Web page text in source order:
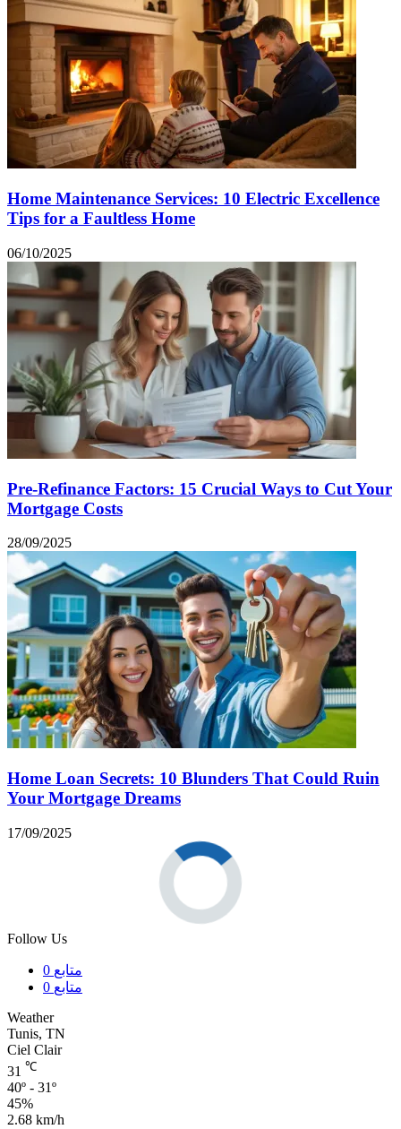
Home Maintenance Services: 10 Electric Excellence
Tips for a Faultless Home
06/10/2025
Pre-Refinance Factors: 15 Crucial Ways to Cut Your
Mortgage Costs
28/09/2025
Home Loan Secrets: 10 Blunders That Could Ruin
Your Mortgage Dreams
17/09/2025
Follow Us
0 متابع
0 متابع
Weather
Tunis, TN
Ciel Clair
31 ℃
40º - 31º
45%
2.68 km/h